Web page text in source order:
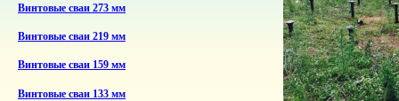
Винтовые сваи 273 мм
Винтовые сваи 219 мм
Винтовые сваи 159 мм
Винтовые сваи 133 мм